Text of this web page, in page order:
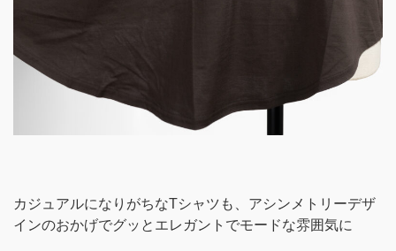
カジュアルになりがちなTシャツも、アシンメトリーデザ
インのおかげでグッとエレガントでモードな雰囲気に